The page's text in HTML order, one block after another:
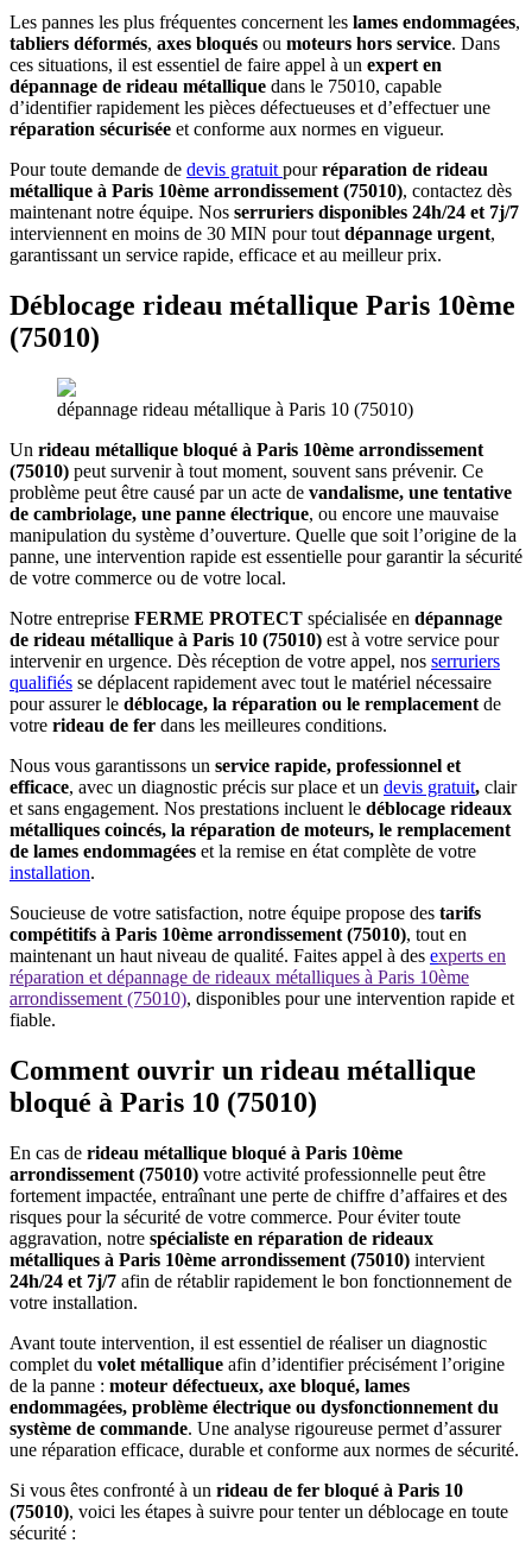
Les pannes les plus fréquentes concernent les lames endommagées,
tabliers déformés, axes bloqués ou moteurs hors service. Dans
ces situations, il est essentiel de faire appel à un expert en
dépannage de rideau métallique dans le 75010, capable
d’identifier rapidement les pièces défectueuses et d’effectuer une
réparation sécurisée et conforme aux normes en vigueur.
Pour toute demande de devis gratuitpourréparation de rideau
métallique à Paris 10ème arrondissement (75010), contactez dès
maintenant notre équipe. Nos serruriers disponibles 24h/24 et 7j/7
interviennent en moins de 30 MIN pour toutdépannage urgent,
garantissant un service rapide, efficace et au meilleur prix.
Déblocage rideau métallique Paris 10ème
(75010)
dépannage rideau métallique à Paris 10 (75010)
Un rideau métallique bloqué à Paris 10ème arrondissement
(75010) peut survenir à tout moment, souvent sans prévenir. Ce
problème peut être causé par un acte de vandalisme, une tentative
de cambriolage, une panne électrique, ou encore une mauvaise
manipulation du système d’ouverture. Quelle que soit l’origine de la
panne, une intervention rapide est essentielle pour garantir la sécurité
de votre commerce ou de votre local.
Notre entreprise FERME PROTECT spécialisée en dépannage
de rideau métallique à Paris 10 (75010) est à votre service pour
intervenir en urgence. Dès réception de votre appel, nos serruriers
qualifiés se déplacent rapidement avec tout le matériel nécessaire
pour assurer le déblocage, la réparation ou le remplacement de
votre rideau de fer dans les meilleures conditions.
Nous vous garantissons un service rapide, professionnel et
efficace, avec un diagnostic précis sur place et un devis gratuit, clair
et sans engagement. Nos prestations incluent le déblocage rideaux
métalliques coincés, la réparation de moteurs, le remplacement
de lames endommagées et la remise en état complète de votre
installation.
Soucieuse de votre satisfaction, notre équipe propose des tarifs
compétitifs à Paris 10ème arrondissement (75010), tout en
maintenant un haut niveau de qualité. Faites appel à des experts en
réparation et dépannage de rideaux métalliques à Paris 10ème
arrondissement (75010), disponibles pour une intervention rapide et
fiable.
Comment ouvrir un rideau métallique
bloqué à Paris 10 (75010)
En cas de rideau métallique bloqué à Paris 10ème
arrondissement (75010) votre activité professionnelle peut être
fortement impactée, entraînant une perte de chiffre d’affaires et des
risques pour la sécurité de votre commerce. Pour éviter toute
aggravation, notre spécialiste en réparation de rideaux
métalliques à Paris 10ème arrondissement (75010) intervient
24h/24 et 7j/7 afin de rétablir rapidement le bon fonctionnement de
votre installation.
Avant toute intervention, il est essentiel de réaliser un diagnostic
complet du volet métallique afin d’identifier précisément l’origine
de la panne : moteur défectueux, axe bloqué, lames
endommagées, problème électrique ou dysfonctionnement du
système de commande. Une analyse rigoureuse permet d’assurer
une réparation efficace, durable et conforme aux normes de sécurité.
Si vous êtes confronté à un rideau de fer bloqué à Paris 10
(75010), voici les étapes à suivre pour tenter un déblocage en toute
sécurité :